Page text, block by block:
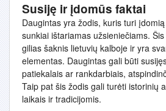
Susiję ir įdomūs faktai
Daugintas yra žodis, kuris turi
sunkiai ištariamas užsieniečiams.
gilias šaknis lietuvių kalboje ir yra
elementas. Daugintas gali būti
patiekalais ar rankdarbiais,
Taip pat šis žodis gali turėti istorinių
laikais ir tradicijomis.